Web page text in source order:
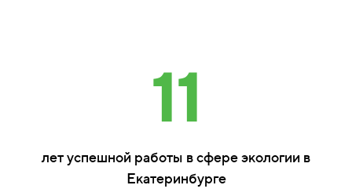
11
лет успешной работы в сфере экологии в
Екатеринбурге